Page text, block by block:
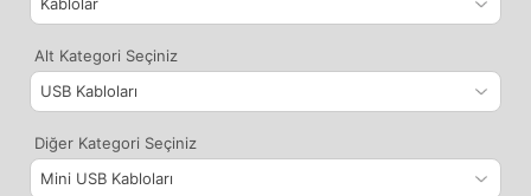
Alt Kategori Seçiniz
Diğer Kategori Seçiniz